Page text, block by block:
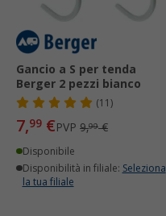
Gancio a S per tenda
Berger 2 pezzi bianco
(11)
7,99 €PVP 9,99€
Disponibile
Disponibilità in filiale: Seleziona
la tua filiale